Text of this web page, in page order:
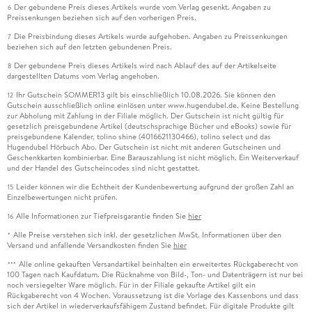
6 Der gebundene Preis dieses Artikels wurde vom Verlag gesenkt. Angaben zu
Preissenkungen beziehen sich auf den vorherigen Preis.
7 Die Preisbindung dieses Artikels wurde aufgehoben. Angaben zu Preissenkungen
beziehen sich auf den letzten gebundenen Preis.
8 Der gebundene Preis dieses Artikels wird nach Ablauf des auf der Artikelseite
dargestellten Datums vom Verlag angehoben.
12 Ihr Gutschein SOMMER13 gilt bis einschließlich 10.08.2026. Sie können den
Gutschein ausschließlich online einlösen unter www.hugendubel.de. Keine Bestellung
zur Abholung mit Zahlung in der Filiale möglich. Der Gutschein ist nicht gültig für
gesetzlich preisgebundene Artikel (deutschsprachige Bücher und eBooks) sowie für
preisgebundene Kalender, tolino shine (4016621130466), tolino select und das
Hugendubel Hörbuch Abo. Der Gutschein ist nicht mit anderen Gutscheinen und
Geschenkkarten kombinierbar. Eine Barauszahlung ist nicht möglich. Ein Weiterverkauf
und der Handel des Gutscheincodes sind nicht gestattet.
15 Leider können wir die Echtheit der Kundenbewertung aufgrund der großen Zahl an
Einzelbewertungen nicht prüfen.
16 Alle Informationen zur Tiefpreisgarantie finden Sie hier
* Alle Preise verstehen sich inkl. der gesetzlichen MwSt. Informationen über den
Versand und anfallende Versandkosten finden Sie hier
*** Alle online gekauften Versandartikel beinhalten ein erweitertes Rückgaberecht von
100 Tagen nach Kaufdatum. Die Rücknahme von Bild-, Ton- und Datenträgern ist nur bei
noch versiegelter Ware möglich. Für in der Filiale gekaufte Artikel gilt ein
Rückgaberecht von 4 Wochen. Voraussetzung ist die Vorlage des Kassenbons und dass
sich der Artikel in wiederverkaufsfähigem Zustand befindet. Für digitale Produkte gilt